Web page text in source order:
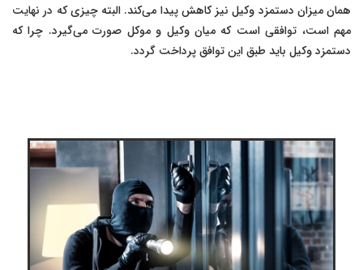
همان میزان دستمزد وکیل نیز کاهش پیدا می‌کند. البته چیزی که در نهایت
مهم است، توافقی است که میان وکیل و موکل صورت می‌گیرد. چرا که
دستمزد وکیل باید طبق این توافق پرداخت گردد.